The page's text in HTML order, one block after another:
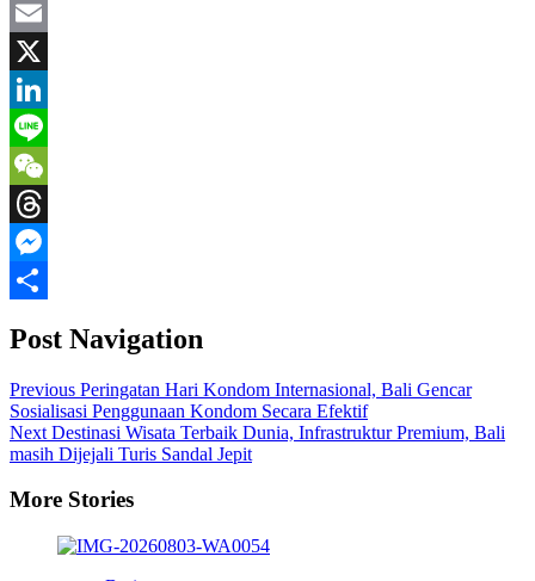
WhatsApp
Email
X
LinkedIn
Line
WeChat
Threads
Messenger
Post Navigation
Previous Peringatan Hari Kondom Internasional, Bali Gencar
Sosialisasi Penggunaan Kondom Secara Efektif
Next Destinasi Wisata Terbaik Dunia, Infrastruktur Premium, Bali
masih Dijejali Turis Sandal Jepit
More Stories